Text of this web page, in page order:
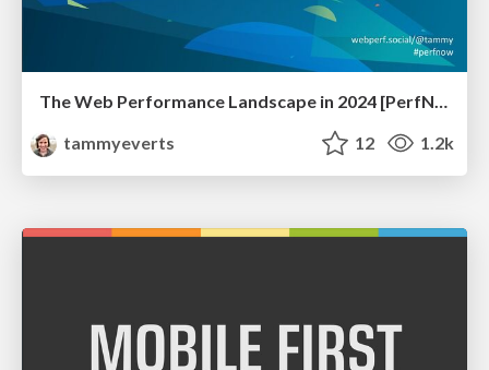
The Web Performance Landscape in 2024 [PerfNow 2024]
tammyeverts
12 1.2k